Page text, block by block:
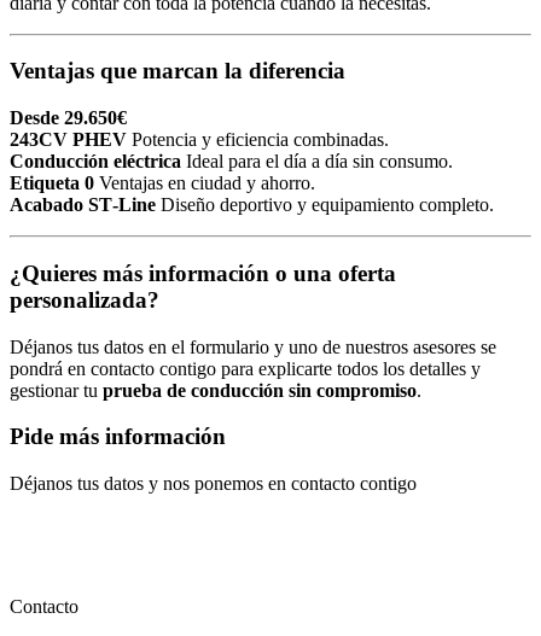
Ventajas que marcan la diferencia
Desde 29.650€
243CV PHEV Potencia y eficiencia combinadas.
Conducción eléctrica Ideal para el día a día sin consumo.
Etiqueta 0 Ventajas en ciudad y ahorro.
Acabado ST‑Line Diseño deportivo y equipamiento completo.
¿Quieres más información o una oferta
personalizada?
Déjanos tus datos en el formulario y uno de nuestros asesores se
pondrá en contacto contigo para explicarte todos los detalles y
gestionar tu prueba de conducción sin compromiso.
Pide más información
Déjanos tus datos y nos ponemos en contacto contigo
Contacto